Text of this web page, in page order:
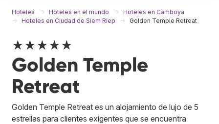
Hoteles Hoteles en el mundo
Hoteles en Camboya
Hoteles en Ciudad de Siem Riep
Golden Temple Retreat
★★★★★
Golden Temple
Retreat
Golden Temple Retreat es un alojamiento de lujo de 5
estrellas para clientes exigentes que se encuentra